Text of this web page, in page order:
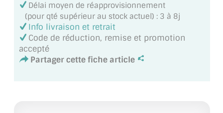
MIROIR POUR PORTE
MIROIR DE SALLE DE BAIN
MIROIR PAROI DE DOUCHE
Délai moyen de réapprovisionnement
(pour qté supérieur au stock actuel) : 3 à 8j
Info livraison et retrait
Code de réduction, remise et promotion
accepté
Partager cette fiche article